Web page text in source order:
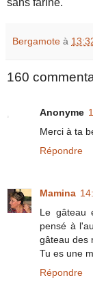
Bergamote à
160
Anonyme
Merci à ta
Répondre
Mamina
Le gâteau
pensé à
gâteau des
Tu es une
Répondre